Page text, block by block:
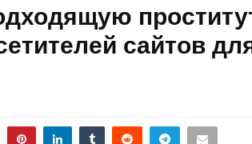
сайтов